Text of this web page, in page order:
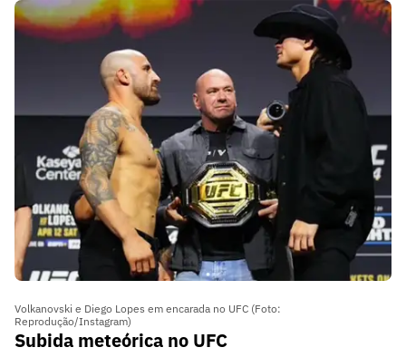
Volkanovski e Diego Lopes em encarada no UFC (Foto:
Reprodução/Instagram)
Subida meteórica no UFC